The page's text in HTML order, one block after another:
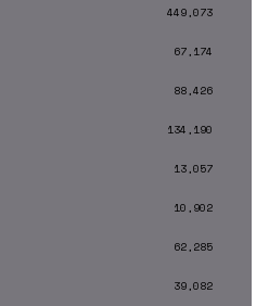
449,073
67,174
88,426
134,190
13,057
10,902
62,285
39,082